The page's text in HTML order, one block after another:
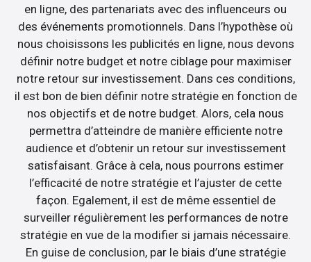
en ligne, des partenariats avec des influenceurs ou
des événements promotionnels. Dans l’hypothèse où
nous choisissons les publicités en ligne, nous devons
définir notre budget et notre ciblage pour maximiser
notre retour sur investissement. Dans ces conditions,
il est bon de bien définir notre stratégie en fonction de
nos objectifs et de notre budget. Alors, cela nous
permettra d’atteindre de manière efficiente notre
audience et d’obtenir un retour sur investissement
satisfaisant. Grâce à cela, nous pourrons estimer
l’efficacité de notre stratégie et l’ajuster de cette
façon. Egalement, il est de même essentiel de
surveiller régulièrement les performances de notre
stratégie en vue de la modifier si jamais nécessaire.
En guise de conclusion, par le biais d’une stratégie